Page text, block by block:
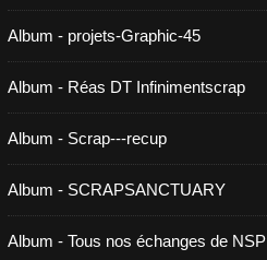
Album - projets-Graphic-45
Album - Réas DT Infinimentscrap
Album - Scrap---recup
Album - SCRAPSANCTUARY
Album - Tous nos échanges de NSP